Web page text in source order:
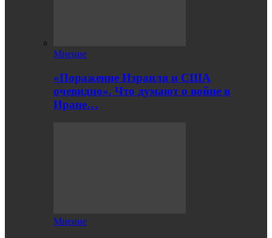
Мнение
«Поражение Израиля и США
очевидно». Что думают о войне в
Иране…
Мнение